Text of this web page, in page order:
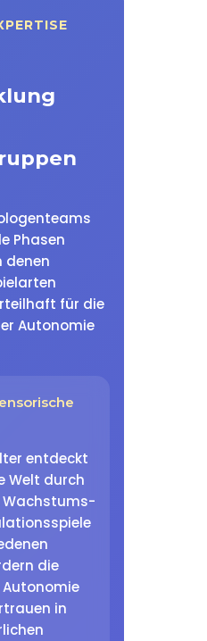
Phasen
denen
für die
Autonomie
entdeckt
Welt durch
Wachstums-
die
in